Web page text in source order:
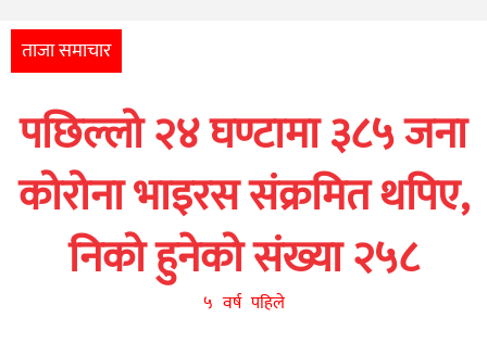
आर्थिक
नेपाली
युनिकोड
ताजा समाचार
पछिल्लो २४ घण्टामा ३८५ जना
कोरोना भाइरस संक्रमित थपिए,
निको हुनेको संख्या २५८
५ वर्ष पहिले